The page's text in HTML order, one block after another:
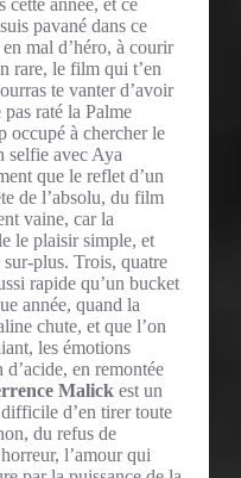
cette année, et ce
pavané dans ce
mal d’héro, à courir
rare, le film qui t’en
te vanter d’avoir
raté la Palme
occupé à chercher le
selfie avec Aya
que le reflet d’un
de l’absolu, du film
vaine, car la
le plaisir simple, et
plus. Trois, quatre
rapide qu’un bucket
année, quand la
chute, et que l’on
les émotions
en remontée
Malickest un
d’en tirer toute
du refus de
l’amour qui